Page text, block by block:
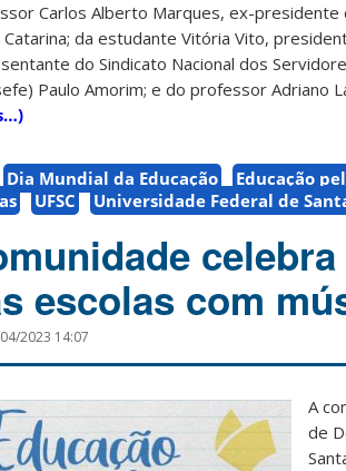
Carlos Alberto Marques, ex-
Catarina; da estudante Vitória Vito,
do Sindicato Nacional dos
Paulo Amorim; e do professor Adriano
Dia Mundial da Educação
Educação
UFSC Universidade Federal de
escolas com
2023 14:07
A
de